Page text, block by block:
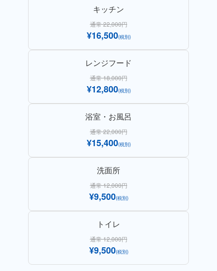
キッチン
通常 22,000円
¥16,500(税別)
レンジフード
通常 18,000円
¥12,800(税別)
浴室・お風呂
通常 22,000円
¥15,400(税別)
洗面所
通常 12,000円
¥9,500(税別)
トイレ
通常 12,000円
¥9,500(税別)